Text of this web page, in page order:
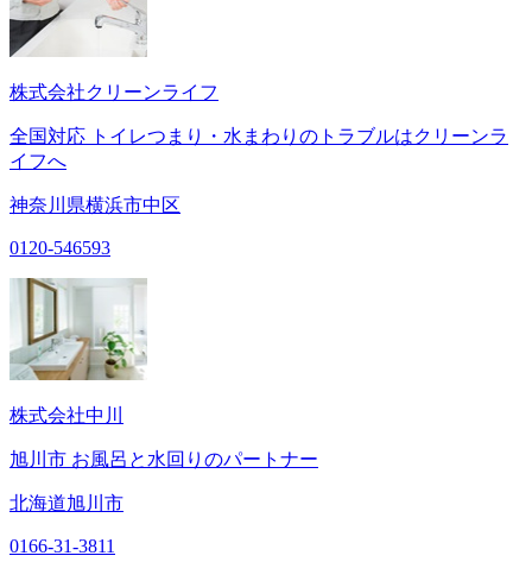
株式会社クリーンライフ
全国対応 トイレつまり・水まわりのトラブルはクリーンラ
イフへ
神奈川県横浜市中区
0120-546593
株式会社中川
旭川市 お風呂と水回りのパートナー
北海道旭川市
0166-31-3811